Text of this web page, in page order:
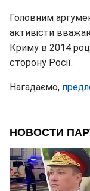
Головним
активісти
Криму в 2014
сторону Росії.
Нагадаємо,